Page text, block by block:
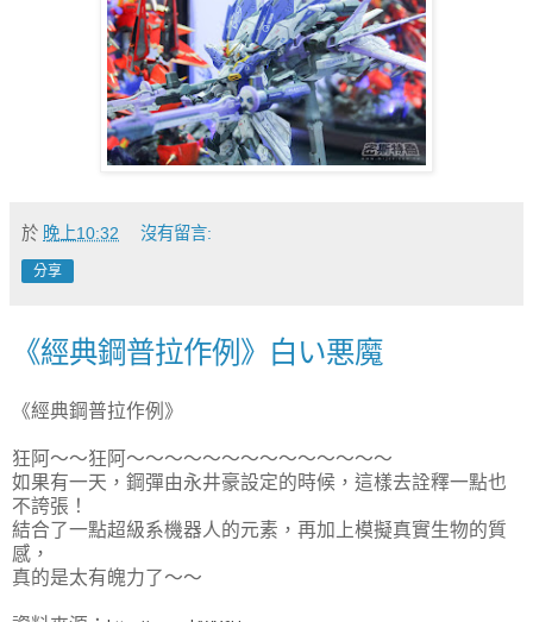
於 晚上10:32 沒有留言:
分享
《經典鋼普拉作例》白い悪魔
《經典鋼普拉作例》
狂阿～～狂阿～～～～～～～～～～～～～～
如果有一天，鋼彈由永井豪設定的時候，這樣去詮釋一點也
不誇張！
結合了一點超級系機器人的元素，再加上模擬真實生物的質
感，
真的是太有魄力了～～